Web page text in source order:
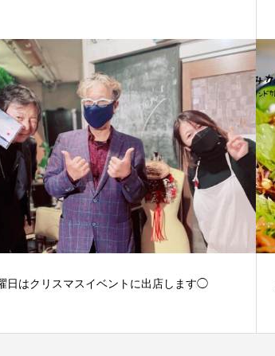
日はクリスマスイベントに出店します◯